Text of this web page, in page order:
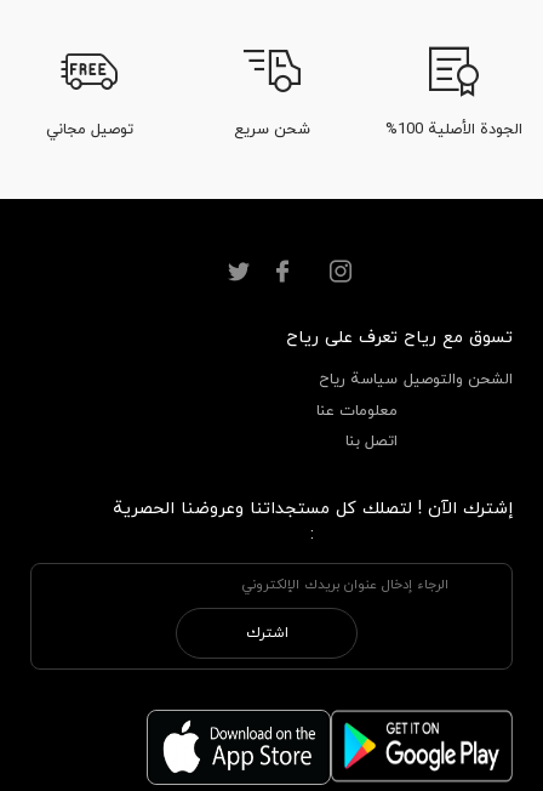
الجودة الأصلية 100% شحن سريع توصيل مجاني
تسوق مع رياح
الشحن والتوصيل
تعرف على رياح
سياسة رياح
معلومات عنا
اتصل بنا
إشترك الآن ! لتصلك كل مستجداتنا وعروضنا الحصرية
:
اشترك